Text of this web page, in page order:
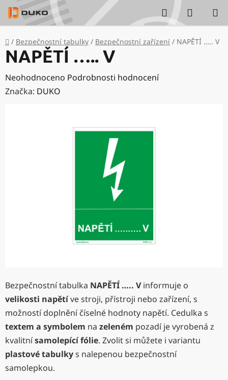
Přejít
na
obsah
Hledat
KOŠÍK
Domů
/ Bezpečnostní tabulky / Bezpečnostní zařízení / NAPĚTÍ ….. V
Bezpečnostní tabulka NAPĚTÍ ….. Vinformuje o
velikosti napětíve stroji, přístroji nebo zařízení, s
možností doplnění číselné hodnoty napětí. Cedulka s
textem a symbolem na zeleném pozadí je vyrobená z
kvalitnísamolepící fólie. Zvolit si můžete i variantu
plastové tabulkys nalepenou bezpečnostní
samolepkou.
NAPĚTÍ ….. V
Průměrné
hodnocení
Neohodnoceno Podrobnosti hodnocení
Značka: DUKO